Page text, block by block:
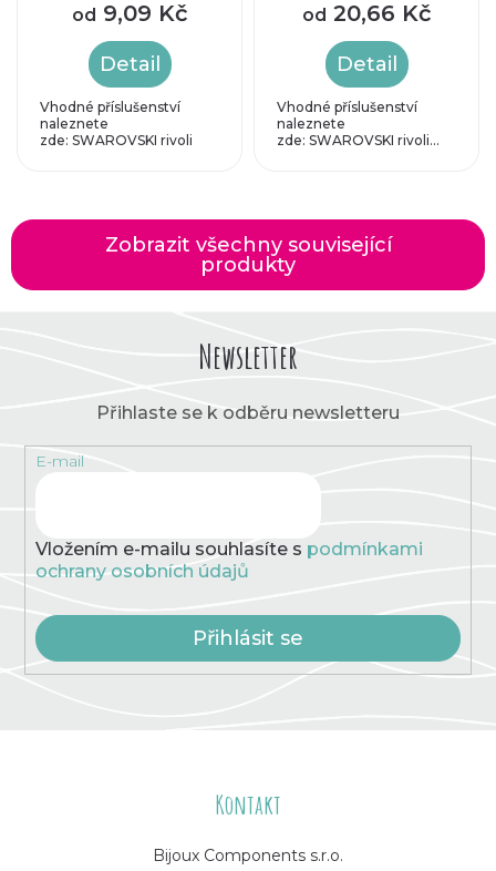
od 9,09 Kč
Detail
Vhodné příslušenství
naleznete
zde: SWAROVSKI rivoli
od 20,66 Kč
Detail
Vhodné příslušenství
naleznete
zde: SWAROVSKI rivoli...
Zobrazit všechny související
produkty
Newsletter
Přihlaste se k odběru newsletteru
E-mail
Vložením e-mailu souhlasíte s podmínkami
ochrany osobních údajů
Přihlásit se
Kontakt
Bijoux Components s.r.o.